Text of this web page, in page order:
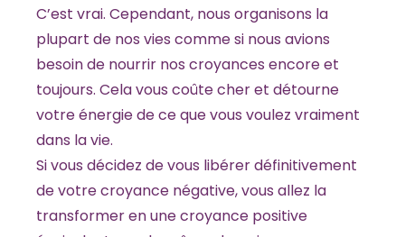
C’est vrai. Cependant, nous organisons la
plupart de nos vies comme si nous avions
besoin de nourrir nos croyances encore et
toujours. Cela vous coûte cher et détourne
votre énergie de ce que vous voulez vraiment
dans la vie.
Si vous décidez de vous libérer définitivement
de votre croyance négative, vous allez la
transformer en une croyance positive